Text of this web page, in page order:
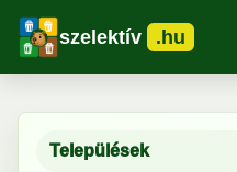
szelektív .hu
Települések